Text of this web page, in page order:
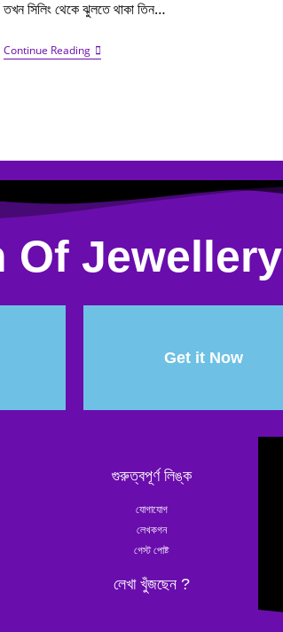
তখন সিলিং থেকে ঝুলতে থাকা তিন…
Continue Reading
Of Jewellery
Get it Now
গুরুত্বপূর্ণ লিঙ্ক
যোগাযোগ
লেখকগন
গেস্ট পোষ্ট
লেখা খুঁজছেন ?